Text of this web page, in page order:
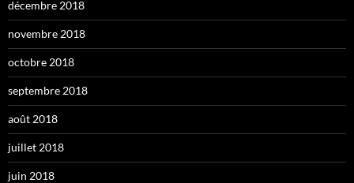
décembre 2018
novembre 2018
octobre 2018
septembre 2018
août 2018
juillet 2018
juin 2018